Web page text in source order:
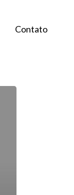
Contato